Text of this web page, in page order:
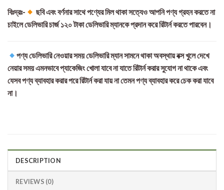
বিঃদ্রঃ-
ছবি এবং বর্ণনার সাথে পণ্যের মিল থাকা সত্যেও আপনি পণ্য গ্রহন করতে না
চাইলে ডেলিভারি চার্জ ১২০ টাকা ডেলিভারি ম্যানকে প্রদান করে রিটার্ন করতে পারবেন।
পণ্য ডেলিভারি নেওয়ার সময় ডেলিভারি ম্যান সামনে থাকা অবস্থায় বক্স খুলে দেখে
নেয়ার সময় এমনভাবে প্যাকেজিং খোলা যাবে না যাতে রিটার্ন করার সুযোগ না থাকে এবং
যেসব পণ্য ব্যাবহার করার পরে রিটার্ন করা যায় না তেমন পণ্য ব্যাবহার করে চেক করা যাবে
না।
DESCRIPTION
REVIEWS (0)